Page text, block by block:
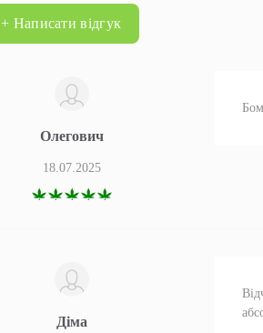
+ Написати відгук
Олегович
18.07.2025
Діма